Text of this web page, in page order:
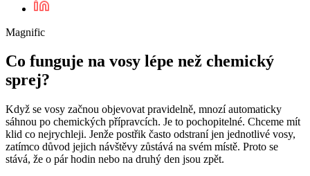
Magnific
Co funguje na vosy lépe než chemický
sprej?
Když se vosy začnou objevovat pravidelně, mnozí automaticky
sáhnou po chemických přípravcích. Je to pochopitelné. Chceme mít
klid co nejrychleji. Jenže postřik často odstraní jen jednotlivé vosy,
zatímco důvod jejich návštěvy zůstává na svém místě. Proto se
stává, že o pár hodin nebo na druhý den jsou zpět.